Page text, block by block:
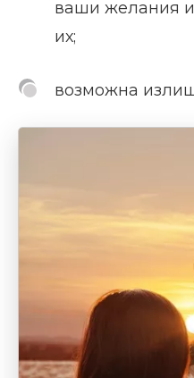
ваши желания и
их;
возможна